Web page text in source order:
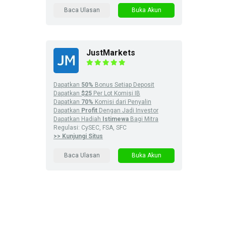
Baca Ulasan Buka Akun
JustMarkets
Dapatkan 50% Bonus Setiap Deposit
Dapatkan $25 Per Lot Komisi IB
Dapatkan 70% Komisi dari Penyalin
Dapatkan Profit Dengan Jadi Investor
Dapatkan Hadiah
Istimewa Bagi Mitra
Regulasi: CySEC, FSA, SFC
>> Kunjungi Situs
Baca Ulasan Buka Akun